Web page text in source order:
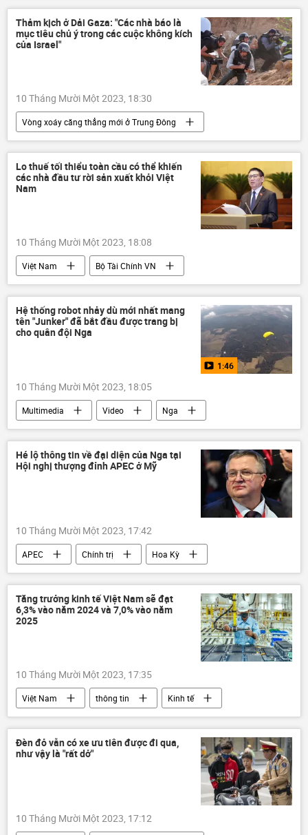
xử lý chất thải phóng xạ
ô nhiễm
Thảm kịch ở Dải Gaza: "Các nhà báo là
mục tiêu chủ ý trong các cuộc không kích
của Israel"
10 Tháng Mười Một 2023, 18:30
Vòng xoáy căng thẳng mới ở Trung Đông
nhà báo
Gaza
an ninh
Quan điểm-Ý kiến
Thế giới
Israel
Palestine
thông tin nhân quyền
Lo thuế tối thiểu toàn cầu có thể khiến
các nhà đầu tư rời sản xuất khỏi Việt
Nam
10 Tháng Mười Một 2023, 18:08
Việt Nam
Bộ Tài Chính VN
tài chính
Kinh tế
Hồ Đức Phớc
Xã hội
doanh nghiệp
Thế giới
sản xuất
FDI
Hệ thống robot nhảy dù mới nhất mang
tên "Junker" đã bắt đầu được trang bị
cho quân đội Nga
1:46
10 Tháng Mười Một 2023, 18:05
Multimedia Video
Nga
Quân đội Nga
công nghệ "Rostec"
Hé lộ thông tin về đại diện của Nga tại
Hội nghị thượng đỉnh APEC ở Mỹ
10 Tháng Mười Một 2023, 17:42
APEC Chính trị
Hoa Kỳ
Nga
Thế giới
Châu Á
Á-Thái Bình Dương
APEC tại San Francisco
Tăng trưởng kinh tế Việt Nam sẽ đạt
6,3% vào năm 2024 và 7,0% vào năm
2025
10 Tháng Mười Một 2023, 17:35
Việt Nam thông tin
Kinh tế
GDP
cơ chế xếp hạng
đánh giá
tăng trưởng kinh tế
chiến lược phát triển kinh tế
Đèn đỏ vẫn có xe ưu tiên được đi qua,
như vậy là "rất dở"
10 Tháng Mười Một 2023, 17:12